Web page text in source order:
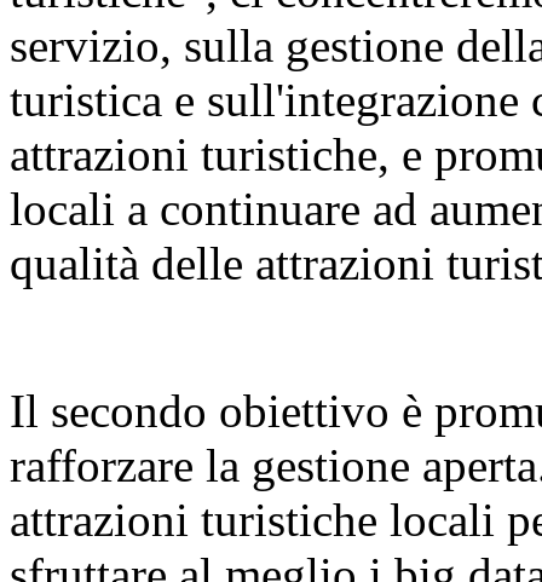
servizio, sulla gestione
turistica e sull'integrazione
attrazioni turistiche, e
locali a continuare ad
qualità delle attrazioni
Il secondo obiettivo è
rafforzare la gestione
attrazioni turistiche locali